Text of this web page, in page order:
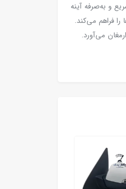
و به‌صرفه آینه
فراهم می‌کند.
می‌آورد.